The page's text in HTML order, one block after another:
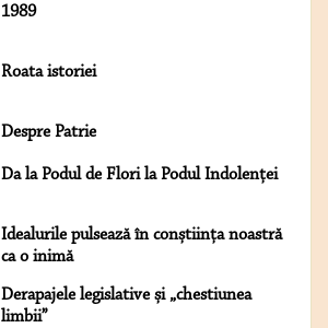
1989
Roata istoriei
Despre Patrie
Da la Podul de Flori la Podul Indolenței
Idealurile pulsează în conștiința noastră
ca o inimă
Derapajele legislative și „chestiunea
limbii”